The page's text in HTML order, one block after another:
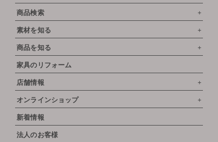
商品検索
素材を知る
商品を知る
家具のリフォーム
店舗情報
オンラインショップ
新着情報
法人のお客様